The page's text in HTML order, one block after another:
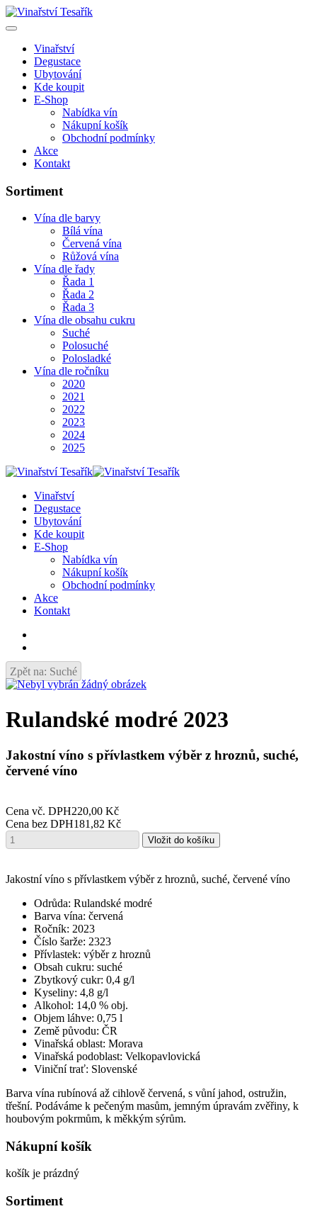
Vinařství
Degustace
Ubytování
Kde koupit
E-Shop
Nabídka vín
Nákupní košík
Obchodní podmínky
Akce
Kontakt
Sortiment
Vína dle barvy
Bílá vína
Červená vína
Růžová vína
Vína dle řady
Řada 1
Řada 2
Řada 3
Vína dle obsahu cukru
Suché
Polosuché
Polosladké
Vína dle ročníku
2020
2021
2022
2023
2024
2025
Vinařství
Degustace
Ubytování
Kde koupit
E-Shop
Nabídka vín
Nákupní košík
Obchodní podmínky
Akce
Kontakt
Zpět na: Suché
Rulandské modré 2023
Jakostní víno s přívlastkem výběr z hroznů, suché,
červené víno
Cena vč. DPH220,00 Kč
Cena bez DPH181,82 Kč
Jakostní víno s přívlastkem výběr z hroznů, suché, červené víno
Odrůda: Rulandské modré
Barva vína: červená
Ročník: 2023
Číslo šarže: 2323
Přívlastek: výběr z hroznů
Obsah cukru: suché
Zbytkový cukr: 0,4 g/l
Kyseliny: 4,8 g/l
Alkohol: 14,0 % obj.
Objem láhve: 0,75 l
Země původu: ČR
Vinařská oblast: Morava
Vinařská podoblast: Velkopavlovická
Viniční trať: Slovenské
Barva vína rubínová až cihlově červená, s vůní jahod, ostružin,
třešní. Podáváme k pečeným masům, jemným úpravám zvěřiny, k
houbovým pokrmům, k měkkým sýrům.
Nákupní košík
košík je prázdný
Sortiment